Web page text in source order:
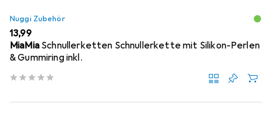
Nuggi Zubehör
EUR
13,99
MiaMia Schnullerketten Schnullerkette mit Silikon-Perlen
& Gummiring inkl.